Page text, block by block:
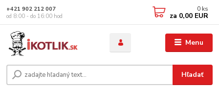
Menu
Hľadať
+421 902 212 007
od 8:00 - do 16:00 hod
0 ks
za 0,00 EUR